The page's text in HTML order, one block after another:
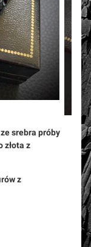
srebra próby
złota z
z